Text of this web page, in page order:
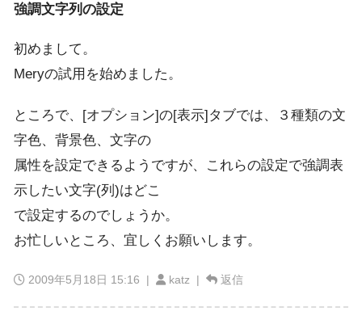
強調文字列の設定
初めまして。
Meryの試用を始めました。
ところで、[オプション]の[表示]タブでは、３種類の文
字色、背景色、文字の
属性を設定できるようですが、これらの設定で強調表
示したい文字(列)はどこ
で設定するのでしょうか。
お忙しいところ、宜しくお願いします。
2009年5月18日 15:16 | katz | 返信